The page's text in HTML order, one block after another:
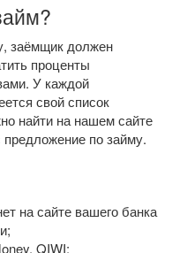
заёмщик должен
проценты
У каждой
свой список
найти на нашем сайте
по займу.
на сайте вашего банка
QIWI;